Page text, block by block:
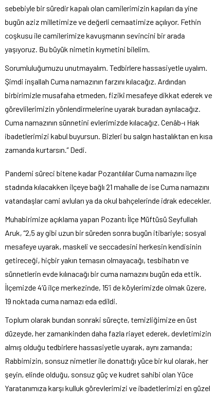
sebebiyle bir süredir kapalı olan camilerimizin kapıları da yine
bugün aziz milletimize ve değerli cemaatimize açılıyor. Fethin
coşkusu ile camilerimize kavuşmanın sevincini bir arada
yaşıyoruz. Bu büyük nimetin kıymetini bilelim.
Sorumluluğumuzu unutmayalım. Tedbirlere hassasiyetle uyalım.
Şimdi inşallah Cuma namazının farzını kılacağız. Ardından
birbirimizle musafaha etmeden, fizikî mesafeye dikkat ederek ve
görevlilerimizin yönlendirmelerine uyarak buradan ayrılacağız.
Cuma namazının sünnetini evlerimizde kılacağız. Cenâb-ı Hak
ibadetlerimizi kabul buyursun. Bizleri bu salgın hastalıktan en kısa
zamanda kurtarsın.” Dedi.
Pandemi süreci bitene kadar Pozantılılar Cuma namazını ilçe
stadında kılacakken ilçeye bağlı 21 mahalle de ise Cuma namazını
vatandaşlar cami avluları ya da okul bahçelerinde idrak edecekler.
Muhabirimize açıklama yapan Pozantı İlçe Müftüsü Seyfullah
Aruk, “2,5 ay gibi uzun bir süreden sonra bugün itibariyle; sosyal
mesafeye uyarak, maskeli ve seccadesini herkesin kendisinin
getireceği, hiçbir yakın temasın olmayacağı, tesbihatın ve
sünnetlerin evde kılınacağı bir cuma namazını bugün eda ettik.
İlçemizde 4’ü ilçe merkezinde, 15’i de köylerimizde olmak üzere,
19 noktada cuma namazı eda edildi.
Toplum olarak bundan sonraki süreçte, temizliğimize en üst
düzeyde, her zamankinden daha fazla riayet ederek, devletimizin
almış olduğu tedbirlere hassasiyetle uyarak, aynı zamanda;
Rabbimizin, sonsuz nimetler ile donattığı yüce bir kul olarak, her
şeyin, elinde olduğu, sonsuz güç ve kudret sahibi olan Yüce
Yaratanımıza karşı kulluk görevlerimizi ve ibadetlerimizi en güzel